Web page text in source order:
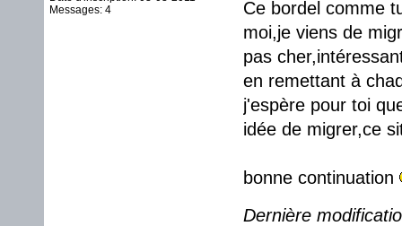
Messages: 4
Ce bordel comme
moi,je viens de
pas
en remettant à
j'espère pour toi
idée de migrer,ce
bonne continuation
Dernière